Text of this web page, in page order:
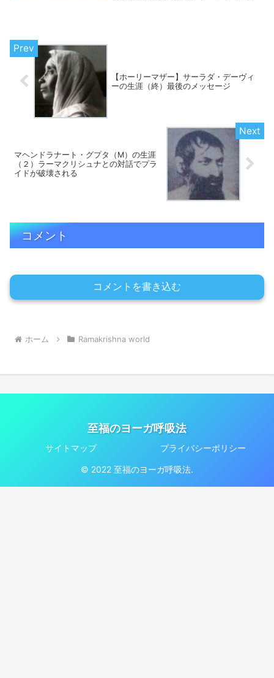
【ホーリーマザー】サーラダ・デーヴィ
ーの生涯（終）最後のメッセージ
マヘンドラナート・グプタ（M）の生涯
（２）ラーマクリシュナとの対話でプラ
イドが破壊される
コメント
コメントを書き込む
ホーム Ramakrishna world
至福のヨーガ呼吸法
サイトマップ プライバシーポリシー
© 2022 至福のヨーガ呼吸法.